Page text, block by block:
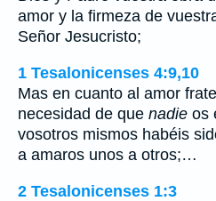
amor y la firmeza de
Señor Jesucristo;
1 Tesalonicenses 4:9,10
Mas en cuanto al amor
necesidad de que nadie os
vosotros mismos habéis
a amaros unos a otros;…
2 Tesalonicenses 1:3